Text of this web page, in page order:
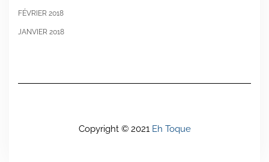
FÉVRIER 2018
JANVIER 2018
Copyright © 2021 Eh Toque